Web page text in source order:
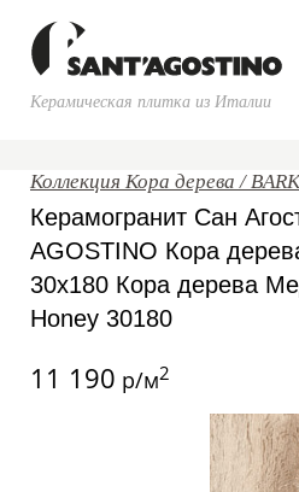
Керамическая плитка из Италии
Коллекция Кора дерева /
Керамогранит Сан
AGOSTINO Кора
30x180 Кора дерева
Honey 30180
11 190 р/м2